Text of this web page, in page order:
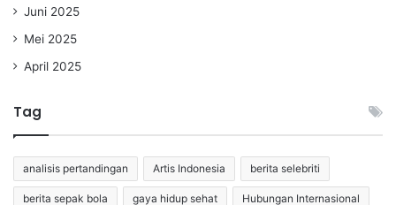
Juni 2025
Mei 2025
April 2025
Tag
analisis pertandingan Artis Indonesia berita selebriti
berita sepak bola gaya hidup sehat Hubungan Internasional